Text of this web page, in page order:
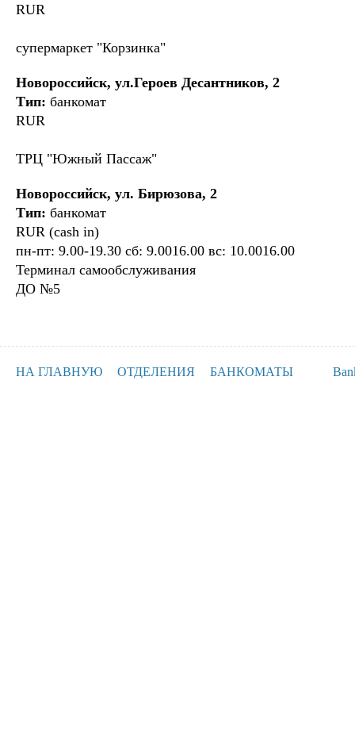
RUR
супермаркет "Корзинка"
Новороссийск, ул.Героев Десантников, 2
Тип: банкомат
RUR
ТРЦ "Южный Пассаж"
Новороссийск, ул. Бирюзова, 2
Тип: банкомат
RUR (cash in)
пн-пт: 9.00-19.30 сб: 9.0016.00 вс: 10.0016.00
Терминал самообслуживания
ДО №5
НА ГЛАВНУЮ ОТДЕЛЕНИЯ БАНКОМАТЫ